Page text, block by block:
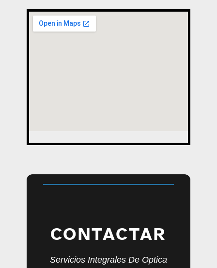
CONTACTAR
Servicios Integrales De Optica